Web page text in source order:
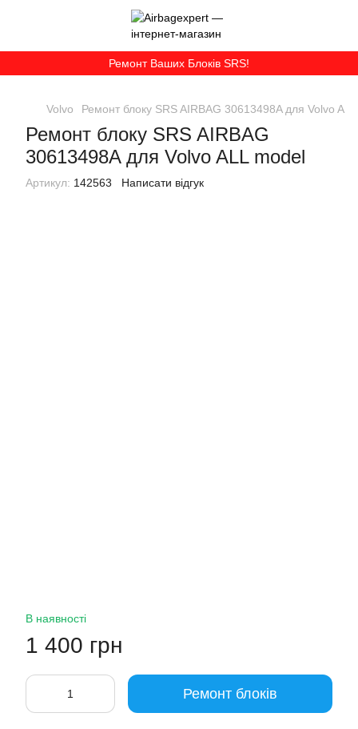
Ремонт Ваших Блоків SRS!
Volvo Ремонт блоку SRS AIRBAG 30613498A для Volvo
Ремонт блоку SRS AIRBAG
30613498A для Volvo ALL model
Артикул: 142563 Написати відгук
В наявності
1 400 грн
Ремонт блоків